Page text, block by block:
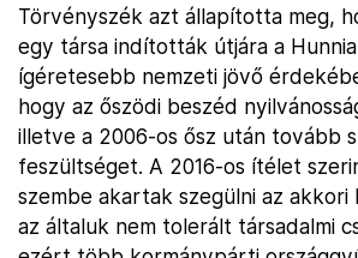
Törvényszék azt állapította meg,
egy társa indították útjára a
ígéretesebb nemzeti jövő
hogy az őszödi beszéd
illetve a 2006-os ősz után tovább
feszültséget. A 2016-os ítélet
szembe akartak szegülni az akkori
az általuk nem tolerált társadalmi